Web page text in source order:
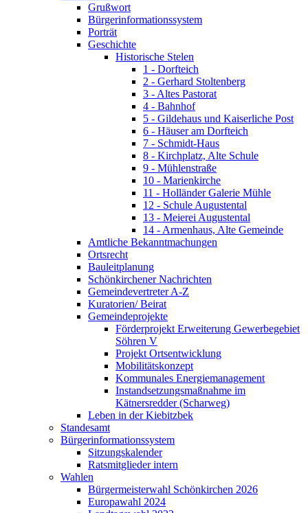
Grußwort
Bürgerinformationssystem
Porträt
Geschichte
Historische Stelen
1 - Dorfteich
2 - Gerhard Stoltenberg
3 - Altes Pastorat
4 - Bahnhof
5 - Gildehaus und Kaiserliche Post
6 - Häuser am Dorfteich
7 - Schmidt-Haus
8 - Kirchplatz, Alte Schule
9 - Mühlenstraße
10 - Marienkirche
11 - Holländer Galerie Mühle
12 - Schule Augustental
13 - Meierei Augustental
14 - Armenhaus, Alte Gemeinde
Amtliche Bekanntmachungen
Ortsrecht
Bauleitplanung
Schönkirchener Nachrichten
Gemeindevertreter A-Z
Kuratorien/ Beirat
Gemeindeprojekte
Förderprojekt Erweiterung Gewerbegebiet
Söhren V
Projekt Ortsentwicklung
Mobilitätskonzept
Kommunales Energiemanagement
Instandsetzungsmaßnahme im
Kätnersredder (Scharweg)
Leben in der Kiebitzbek
Standesamt
Bürgerinformationssystem
Sitzungskalender
Ratsmitglieder intern
Wahlen
Bürgermeisterwahl Schönkirchen 2026
Europawahl 2024